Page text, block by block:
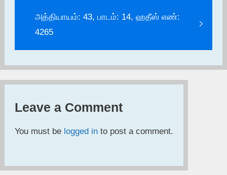
அத்தியாயம்: 43, பாடம்: 14, ஹதீஸ் எண்:
4265
Leave a Comment
You must be logged in to post a comment.